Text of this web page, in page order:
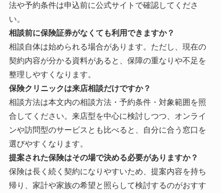
法や予約条件は申込前に公式サイトで確認してくださ
い。
相談前に保険証券がなくても利用できますか？
相談自体は始められる場合があります。ただし、現在の
契約内容が分かる資料があると、保障の重なりや不足を
整理しやすくなります。
保険クリニックは来店相談だけですか？
相談方法は本文内の相談方法・予約条件・対象範囲を照
合してください。来店型を中心に検討しつつ、オンライ
ンや訪問型のサービスとも比べると、自分に合う窓口を
選びやすくなります。
提案された保険はその場で決める必要がありますか？
保険は長く続く契約になりやすいため、提案内容を持ち
帰り、家計や家族の希望と照らして検討するのがおすす